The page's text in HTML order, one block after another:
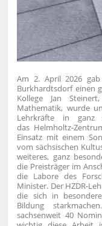
Am 2. April 2026
Burkhardtsdorf einen
Kollege Jan
Mathematik, wurde
Lehrkräfte in ganz
das Helmholtz-
Einsatz mit einem
vom sächsischen
weiteres, ganz
die Preisträger im
die Labore des
Minister. Der HZDR-
die sich in
Bildung
sachsenweit 40